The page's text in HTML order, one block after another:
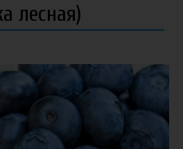
лесная)